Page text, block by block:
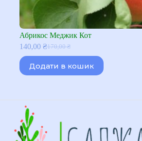
Абрикос Меджик Кот
170,00₴
Оригінальна
170,00 ₴.
140,00 ₴Поточна
140,00 ₴.
Додати в кошик